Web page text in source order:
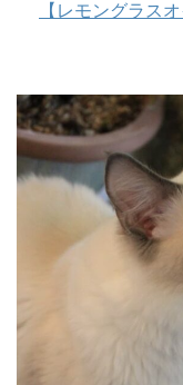
【レモングラス